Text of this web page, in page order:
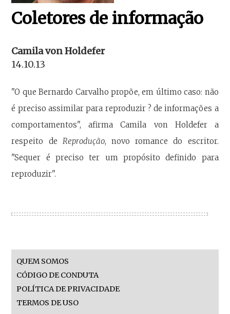
Coletores de informação
Camila von Holdefer
14.10.13
"O que Bernardo Carvalho propõe, em último caso: não
é preciso assimilar para reproduzir ? de informações a
comportamentos", afirma Camila von Holdefer a
respeito de Reprodução, novo romance do escritor.
"Sequer é preciso ter um propósito definido para
reproduzir".
QUEM SOMOS
CÓDIGO DE CONDUTA
POLÍTICA DE PRIVACIDADE
TERMOS DE USO